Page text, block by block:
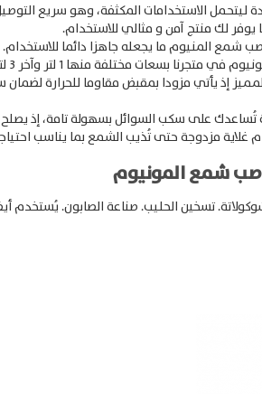
ليتحمل الاستخدامات المكثفة، وهو سريع
يوفر لك منتج آمن و مثالي للاستخدام.
شمع المنيوم ما يجعله جاهزا دائما للاستخدام.
مختلفة منها 1 لتر وآخر 3 لتر لتلبية جميع احتياجاتك.
إذ يأتي مزودا بمقبض مقاوما للحرارة لضمان
على سكب السوائل بسهولة تامة، إذ يصلح
مزدوجة حتى تُذيب الشمع بما يناسب
صب شمع المونيوم
تسخين الحليب.صناعة الصابون.يُستخدم